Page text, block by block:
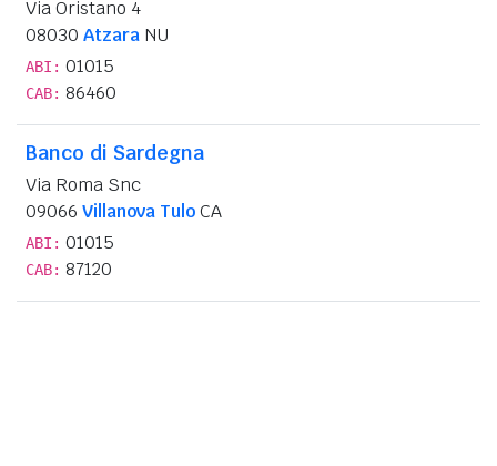
Via Oristano 4
08030 Atzara NU
ABI: 01015
CAB: 86460
Banco di Sardegna
Via Roma Snc
09066 Villanova TuloCA
ABI: 01015
CAB: 87120